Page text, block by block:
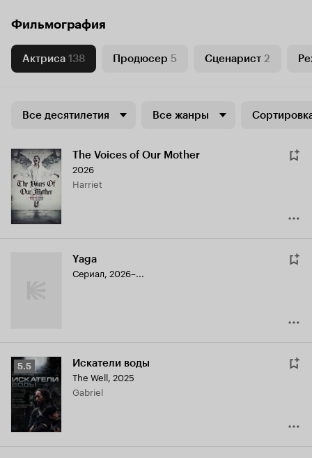
Фильмография
Актриса 138 Продюсер 5 Сценарист 2
Все десятилетия Все жанры
The Voices of Our Mother
2026
Harriet
Yaga
Сериал, 2026–...
Рейтинг
Кинопоиска
5.5
5.5 Искатели воды
The Well, 2025
Gabriel